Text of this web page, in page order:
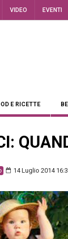
VIDEO EVENTI
E RICETTE
14 Luglio 2014